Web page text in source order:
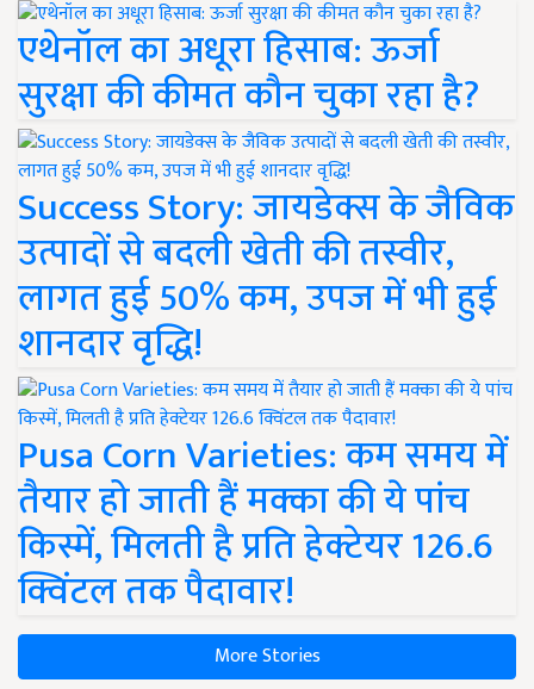
एथेनॉल का अधूरा हिसाब: ऊर्जा
सुरक्षा की कीमत कौन चुका रहा है?
Success Story: जायडेक्स के जैविक
उत्पादों से बदली खेती की तस्वीर,
लागत हुई 50% कम, उपज में भी हुई
शानदार वृद्धि!
Pusa Corn Varieties: कम समय में
तैयार हो जाती हैं मक्का की ये पांच
किस्में, मिलती है प्रति हेक्टेयर 126.6
क्विंटल तक पैदावार!
More Stories